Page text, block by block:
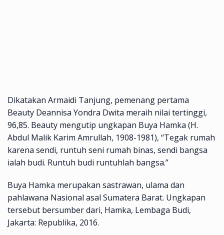
Dikatakan Armaidi Tanjung, pemenang pertama
Beauty Deannisa Yondra Dwita meraih nilai tertinggi,
96,85. Beauty mengutip ungkapan Buya Hamka (H.
Abdul Malik Karim Amrullah, 1908-1981), “Tegak rumah
karena sendi, runtuh seni rumah binas, sendi bangsa
ialah budi. Runtuh budi runtuhlah bangsa.”
Buya Hamka merupakan sastrawan, ulama dan
pahlawana Nasional asal Sumatera Barat. Ungkapan
tersebut bersumber dari, Hamka, Lembaga Budi,
Jakarta: Republika, 2016.